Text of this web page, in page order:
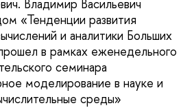
Владимир Васильевич
«Тенденции развития
и аналитики Больших
в рамках еженедельного
семинара
моделирование в науке и
среды»